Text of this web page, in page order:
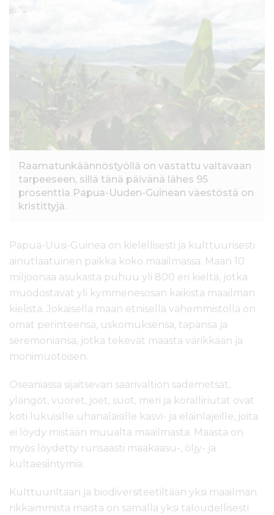
Raamatunkäännöstyöllä on vastattu valtavaan
tarpeeseen, sillä tänä päivänä lähes 95
prosenttia Papua-Uuden-Guinean väestöstä on
kristittyjä.
Papua-Uusi-Guinea on kielellisesti ja kulttuurisesti
ainutlaatuinen paikka koko maailmassa. Maan 10
miljoonaa asukasta puhuu yli 800 eri kieltä, jotka
muodostavat yli kymmenesosan kaikista maailman
kielistä. Jokaisella maan etnisellä vähemmistöllä on
omat perinteensä, uskomuksensa, tapansa ja
seremoniansa, jotka tekevät maasta värikkään ja
monimuotoisen.
Oseaniassa sijaitsevan saarivaltion sademetsät,
ylängöt, vuoret, joet, suot, meri ja koralliriutat ovat
koti lukuisille uhanalaisille kasvi- ja eläinlajeille, joita
ei löydy mistään muualta maailmasta. Maasta on
myös löydetty runsaasti maakaasu-, öljy- ja
kultaesiintymiä.
Kulttuuriltaan ja biodiversiteetiltään yksi maailman
rikkaimmista maista on samalla yksi taloudellisesti